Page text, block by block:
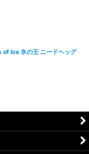
Ice 氷の王 ニードヘッグ